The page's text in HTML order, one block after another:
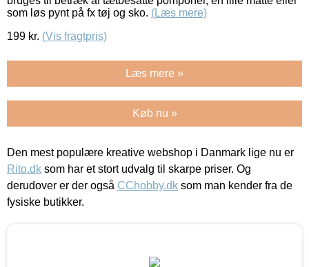
som løs pynt på fx tøj og sko. (Læs mere)
199 kr. (Vis fragtpris)
Læs mere »
Køb nu »
Den mest populære kreative webshop i Danmark lige nu er
Rito.dk som har et stort udvalg til skarpe priser. Og
derudover er der også CChobby.dk som man kender fra de
fysiske butikker.